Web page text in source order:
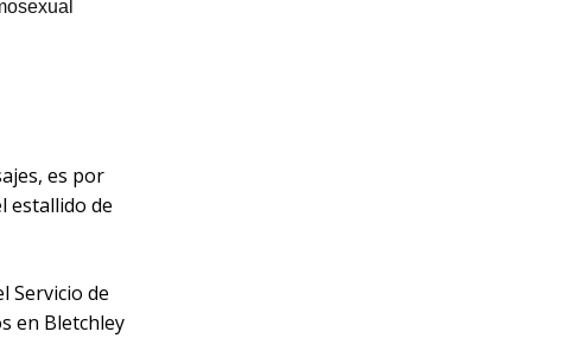
es por
estallido de
Servicio de
en Bletchley